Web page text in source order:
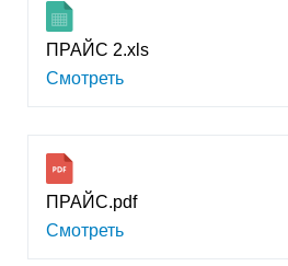
ПРАЙС 2.xls
Смотреть
ПРАЙС.pdf
Смотреть